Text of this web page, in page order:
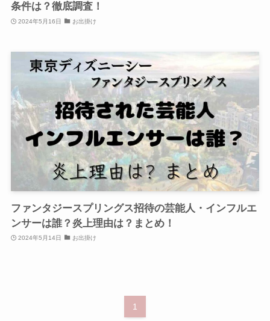
条件は？徹底調査！
2024年5月16日 お出掛け
ファンタジースプリングス招待の芸能人・インフルエ
ンサーは誰？炎上理由は？まとめ！
2024年5月14日 お出掛け
1